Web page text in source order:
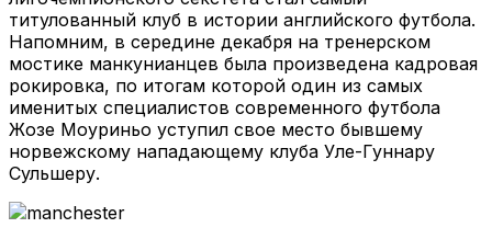
титулованный клуб в истории английского футбола.
Напомним, в середине декабря на тренерском
мостике манкунианцев была произведена кадровая
рокировка, по итогам которой один из самых
именитых специалистов современного футбола
Жозе Моуриньо уступил свое место бывшему
норвежскому нападающему клуба Уле-Гуннару
Сульшеру.